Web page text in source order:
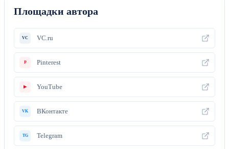
Площадки автора
VC VC.ru
P Pinterest
▶ YouTube
VK ВКонтакте
TG Telegram